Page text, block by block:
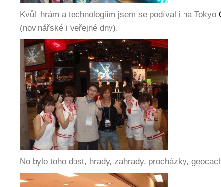
Kvůli hrám a technologiím jsem se podíval i na Tokyo
(novinářské i veřejné dny).
No bylo toho dost, hrady, zahrady, procházky,